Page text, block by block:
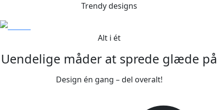
Trendy designs
Alt i ét
Uendelige måder at sprede glæde på
Design én gang – del overalt!